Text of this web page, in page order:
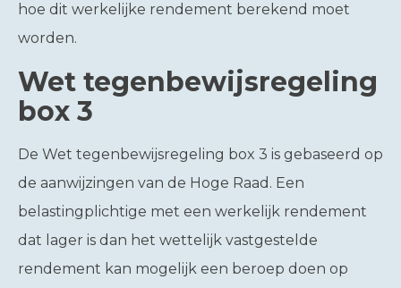
hoe dit werkelijke rendement berekend moet
worden.
Wet tegenbewijsregeling
box 3
De Wet tegenbewijsregeling box 3 is gebaseerd op
de aanwijzingen van de Hoge Raad. Een
belastingplichtige met een werkelijk rendement
dat lager is dan het wettelijk vastgestelde
rendement kan mogelijk een beroep doen op